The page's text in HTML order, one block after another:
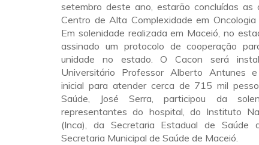
setembro deste ano, estarão concluídas as
Centro de Alta Complexidade em Oncologia
Em solenidade realizada em Maceió, no
assinado um protocolo de cooperação
unidade no estado. O Cacon será
Universitário Professor Alberto Antunes
inicial para atender cerca de 715 mil
Saúde, José Serra, participou da
representantes do hospital, do Instituto
(Inca), da Secretaria Estadual de Saúde
Secretaria Municipal de Saúde de Maceió.